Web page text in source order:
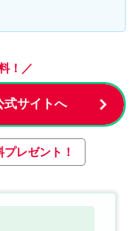
！／
式サイトへ
レゼント！